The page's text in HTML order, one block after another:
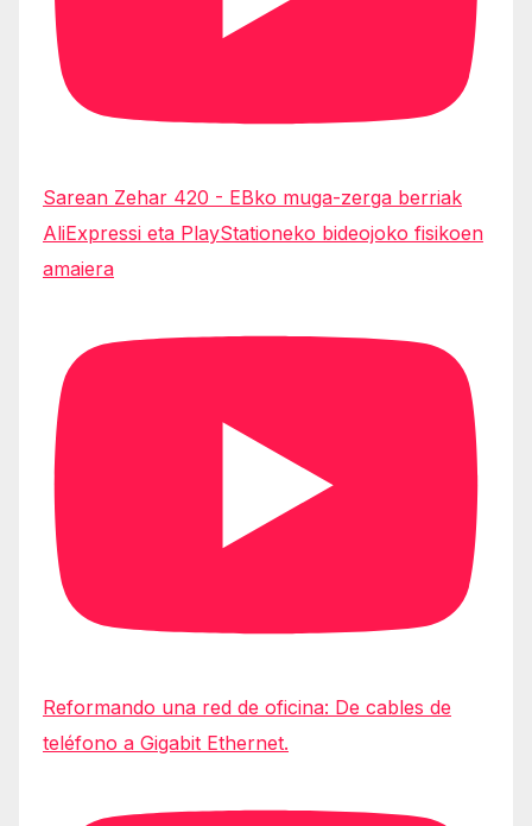
Sarean Zehar 420 - EBko muga-zerga berriak
AliExpressi eta PlayStationeko bideojoko fisikoen
amaiera
Reformando una red de oficina: De cables de
teléfono a Gigabit Ethernet.